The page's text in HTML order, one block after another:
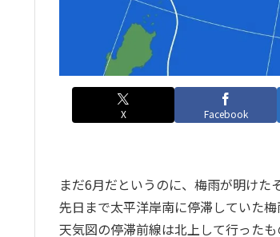
X Facebook
まだ6月だというのに、梅雨が明けた
先日まで太平洋岸南に停滞していた
天気図の停滞前線は北上して行ったも